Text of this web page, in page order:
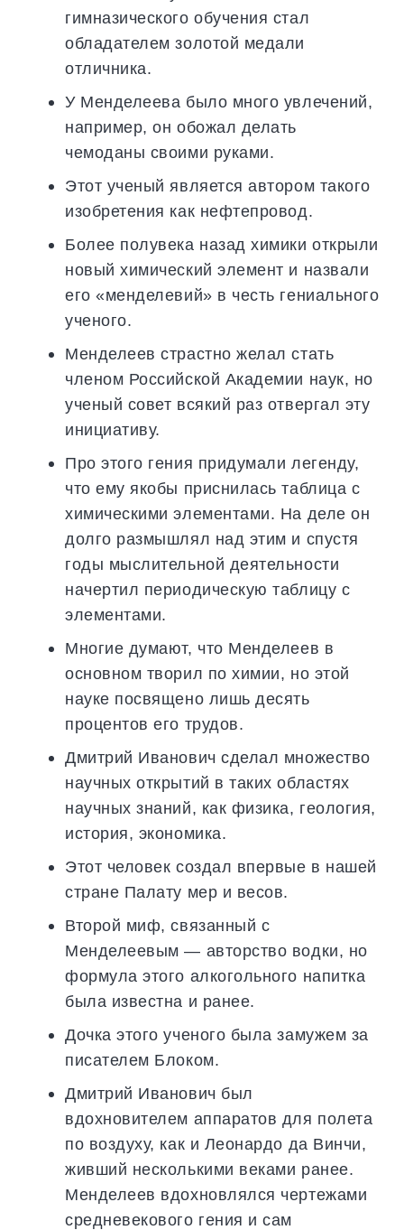
гимназического обучения стал
обладателем золотой медали
отличника.
У Менделеева было много увлечений,
например, он обожал делать
чемоданы своими руками.
Этот ученый является автором такого
изобретения как нефтепровод.
Более полувека назад химики открыли
новый химический элемент и назвали
его «менделевий» в честь гениального
ученого.
Менделеев страстно желал стать
членом Российской Академии наук, но
ученый совет всякий раз отвергал эту
инициативу.
Про этого гения придумали легенду,
что ему якобы приснилась таблица с
химическими элементами. На деле он
долго размышлял над этим и спустя
годы мыслительной деятельности
начертил периодическую таблицу с
элементами.
Многие думают, что Менделеев в
основном творил по химии, но этой
науке посвящено лишь десять
процентов его трудов.
Дмитрий Иванович сделал множество
научных открытий в таких областях
научных знаний, как физика, геология,
история, экономика.
Этот человек создал впервые в нашей
стране Палату мер и весов.
Второй миф, связанный с
Менделеевым — авторство водки, но
формула этого алкогольного напитка
была известна и ранее.
Дочка этого ученого была замужем за
писателем Блоком.
Дмитрий Иванович был
вдохновителем аппаратов для полета
по воздуху, как и Леонардо да Винчи,
живший несколькими веками ранее.
Менделеев вдохновлялся чертежами
средневекового гения и сам